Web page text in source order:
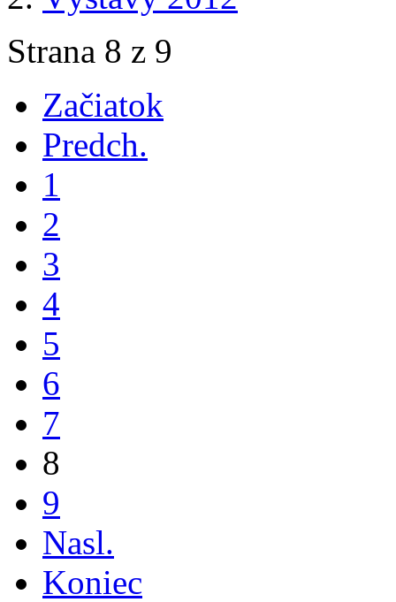
Strana 8 z 9
Začiatok
Predch.
1
2
3
4
5
6
7
8
9
Nasl.
Koniec